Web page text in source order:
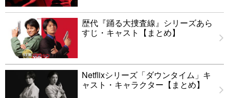
歴代『踊る大捜査線』シリーズあら
すじ・キャスト【まとめ】
Netflixシリーズ「ダウンタイム」キ
ャスト・キャラクター【まとめ】